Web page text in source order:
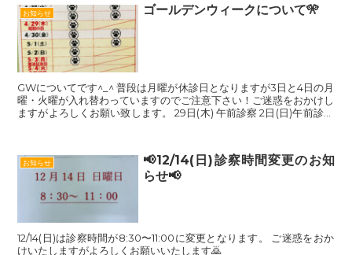
お知らせ ゴールデンウィークについて🎌
GWについてです^_^ 普段は月曜が休診日となりますが3日と4日の月
曜・火曜が入れ替わっていますのでご注意下さい！ご迷惑をおかけし
ますがよろしくお願い致します。 29日(木) 午前診察 2日(日)午前診察
お知らせ
📢12/14(日)診察時間変更のお知
らせ📢
12/14(日)は診察時間が8:30〜11:00に変更となります。 ご迷惑をおか
けいたしますがよろしくお願いいたします🙇